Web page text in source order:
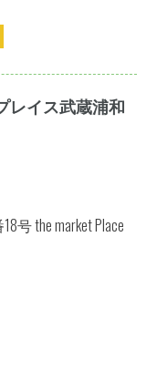
イス武蔵浦和
the market Place